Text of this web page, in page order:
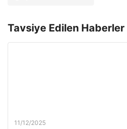
Tavsiye Edilen Haberler
11/12/2025